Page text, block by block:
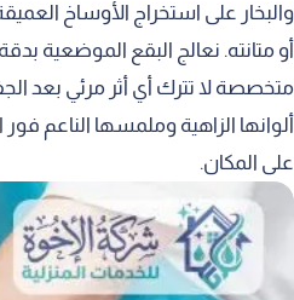
والبخار على استخراج الأوساخ
أو متانته. نعالج البقع الموضعية
متخصصة لا تترك أي أثر مرئي بعد
ألوانها الزاهية وملمسها الناعم
على المكان.